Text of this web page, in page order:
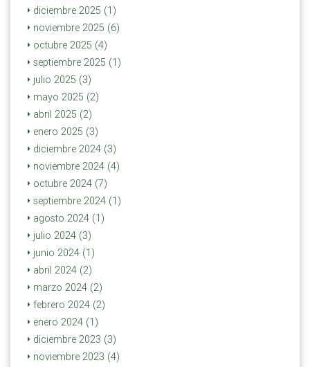
diciembre 2025 (1)
noviembre 2025 (6)
octubre 2025 (4)
septiembre 2025 (1)
julio 2025 (3)
mayo 2025 (2)
abril 2025 (2)
enero 2025 (3)
diciembre 2024 (3)
noviembre 2024 (4)
octubre 2024 (7)
septiembre 2024 (1)
agosto 2024 (1)
julio 2024 (3)
junio 2024 (1)
abril 2024 (2)
marzo 2024 (2)
febrero 2024 (2)
enero 2024 (1)
diciembre 2023 (3)
noviembre 2023 (4)